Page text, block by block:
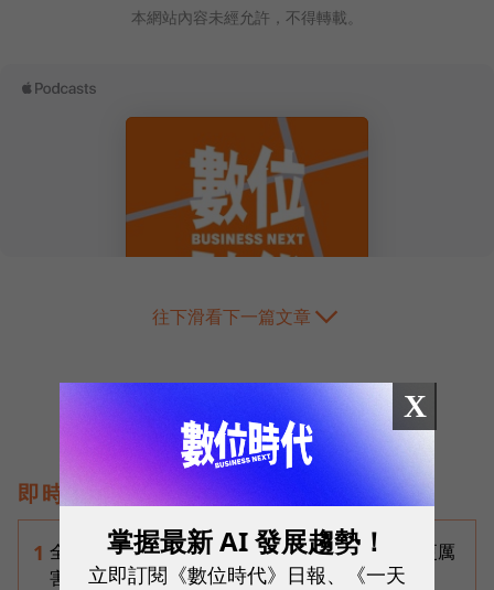
本網站內容未經允許，不得轉載。
往下滑看下一篇文章
即時熱門文章
1 全台最大全聯首日業績破百萬，蔡篤昌：還會有更厲
害的大型店！為何把餐廳健身房都搬上樓？
X
掌握最新 AI 發展趨勢！
立即訂閱《數位時代》日報、《一天